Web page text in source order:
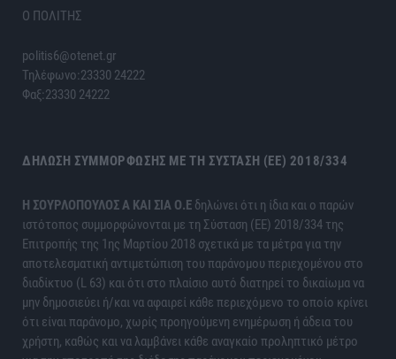
Ο ΠΟΛΙΤΗΣ
politis6@otenet.gr
Τηλέφωνο:23330 24222
Φαξ:23330 24222
ΔΉΛΩΣΗ ΣΥΜΜΌΡΦΩΣΗΣ ΜΕ ΤΗ ΣΎΣΤΑΣΗ (ΕΕ) 2018/334
H ΣΟΥΡΛΟΠΟΥΛΟΣ Α ΚΑΙ ΣΙΑ Ο.Ε δηλώνει ότι η ίδια και ο παρών
ιστότοπος συμμορφώνονται με τη Σύσταση (ΕΕ) 2018/334 της
Επιτροπής της 1ης Μαρτίου 2018 σχετικά με τα μέτρα για την
αποτελεσματική αντιμετώπιση του παράνομου περιεχομένου στο
διαδίκτυο (L 63) και ότι στο πλαίσιο αυτό διατηρεί το δικαίωμα να
μην δημοσιεύει ή/και να αφαιρεί κάθε περιεχόμενο το οποίο κρίνει
ότι είναι παράνομο, χωρίς προηγούμενη ενημέρωση ή άδεια του
χρήστη, καθώς και να λαμβάνει κάθε αναγκαίο προληπτικό μέτρο